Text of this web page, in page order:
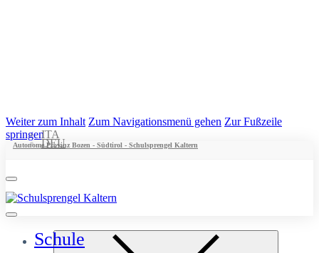
Weiter zum Inhalt Zum Navigationsmenü gehen Zur Fußzeile
springen
Autonome Provinz Bozen - Südtirol - Schulsprengel Kaltern
ITA
DEU
Schule